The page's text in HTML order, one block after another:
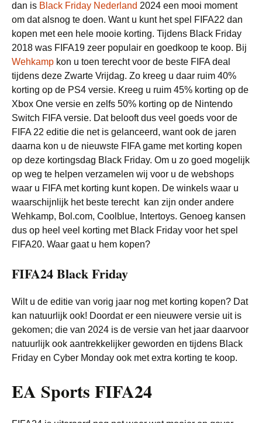
dan is Black Friday Nederland 2024 een mooi moment
om dat alsnog te doen. Want u kunt het spel FIFA22 dan
kopen met een hele mooie korting. Tijdens Black Friday
2018 was FIFA19 zeer populair en goedkoop te koop. Bij
Wehkamp kon u toen terecht voor de beste FIFA deal
tijdens deze Zwarte Vrijdag. Zo kreeg u daar ruim 40%
korting op de PS4 versie. Kreeg u ruim 45% korting op de
Xbox One versie en zelfs 50% korting op de Nintendo
Switch FIFA versie. Dat belooft dus veel goeds voor de
FIFA 22 editie die net is gelanceerd, want ook de jaren
daarna kon u de nieuwste FIFA game met korting kopen
op deze kortingsdag Black Friday. Om u zo goed mogelijk
op weg te helpen verzamelen wij voor u de webshops
waar u FIFA met korting kunt kopen. De winkels waar u
waarschijnlijk het beste terecht kan zijn onder andere
Wehkamp, Bol.com, Coolblue, Intertoys. Genoeg kansen
dus op heel veel korting met Black Friday voor het spel
FIFA20. Waar gaat u hem kopen?
FIFA24 Black Friday
Wilt u de editie van vorig jaar nog met korting kopen? Dat
kan natuurlijk ook! Doordat er een nieuwere versie uit is
gekomen; die van 2024 is de versie van het jaar daarvoor
natuurlijk ook aantrekkelijker geworden en tijdens Black
Friday en Cyber Monday ook met extra korting te koop.
EA Sports FIFA24